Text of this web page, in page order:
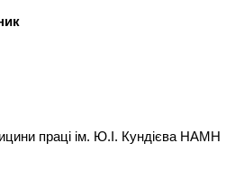
праці ім. Ю.І. Кундієва НАМН